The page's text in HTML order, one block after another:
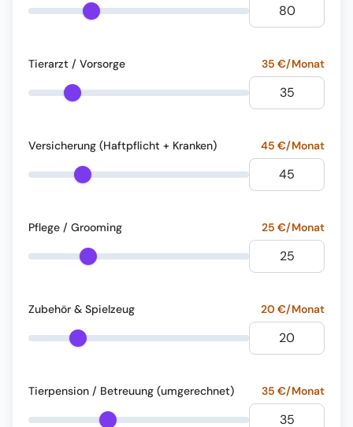
Tierarzt / Vorsorge 35 €/Monat
Versicherung (Haftpflicht + Kranken) 45 €/Monat
Pflege / Grooming 25 €/Monat
Zubehör & Spielzeug 20 €/Monat
Tierpension / Betreuung (umgerechnet) 35 €/Monat